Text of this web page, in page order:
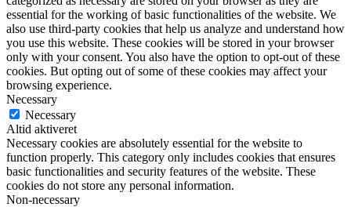
essential for the working of basic functionalities of the website. We
also use third-party cookies that help us analyze and understand how
you use this website. These cookies will be stored in your browser
only with your consent. You also have the option to opt-out of these
cookies. But opting out of some of these cookies may affect your
browsing experience.
Necessary
Necessary
Altid aktiveret
Necessary cookies are absolutely essential for the website to
function properly. This category only includes cookies that ensures
basic functionalities and security features of the website. These
cookies do not store any personal information.
Non-necessary